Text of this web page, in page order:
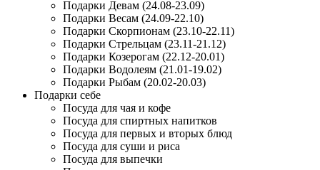
Подарки Девам (24.08-23.09)
Подарки Весам (24.09-22.10)
Подарки Скорпионам (23.10-22.11)
Подарки Стрельцам (23.11-21.12)
Подарки Козерогам (22.12-20.01)
Подарки Водолеям (21.01-19.02)
Подарки Рыбам (20.02-20.03)
Подарки себе
Посуда для чая и кофе
Посуда для спиртных напитков
Посуда для первых и вторых блюд
Посуда для суши и риса
Посуда для выпечки